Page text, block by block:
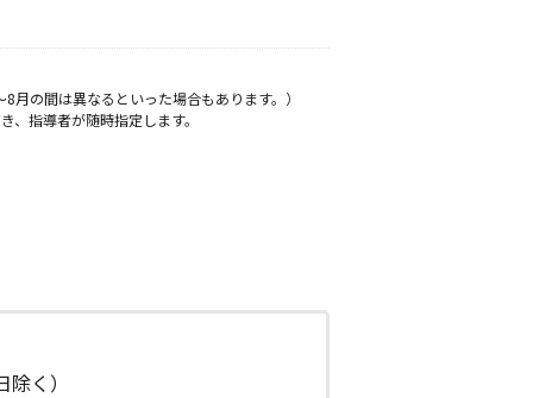
の間は異なるといった場合もあります。）
指導者が随時指定します。
く）